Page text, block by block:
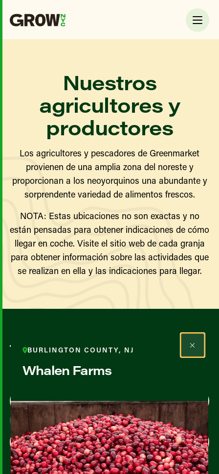
Nuestros
agricultores y
productores
Los agricultores y pescadores de Greenmarket
provienen de una amplia zona del noreste y
proporcionan a los neoyorquinos una abundante y
sorprendente variedad de alimentos frescos.
NOTA: Estas ubicaciones no son exactas y no
están pensadas para obtener indicaciones de cómo
llegar en coche. Visite el sitio web de cada granja
para obtener información sobre las actividades que
se realizan en ella y las indicaciones para llegar.
Todos los agricultores y
productores
Map View List View
BURLINGTON COUNTY, NJ
Whalen Farms